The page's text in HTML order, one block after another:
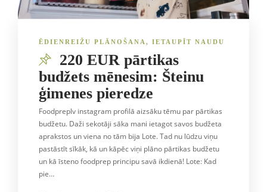
ĒDIENREIŽU PLĀNOŠANA , IETAUPĪT NAUDU
220 EUR pārtikas
budžets mēnesim: Šteinu
ģimenes pieredze
Foodpreplv instagram profilā aizsāku tēmu par pārtikas
budžetu. Daži sekotāji sāka mani ietagot savos budžeta
aprakstos un viena no tām bija Lote. Tad nu lūdzu viņu
pastāstīt sīkāk, kā un kāpēc viņi plāno pārtikas budžetu
un kā īsteno foodprep principu savā ikdienā! Lote: Kad
pie…